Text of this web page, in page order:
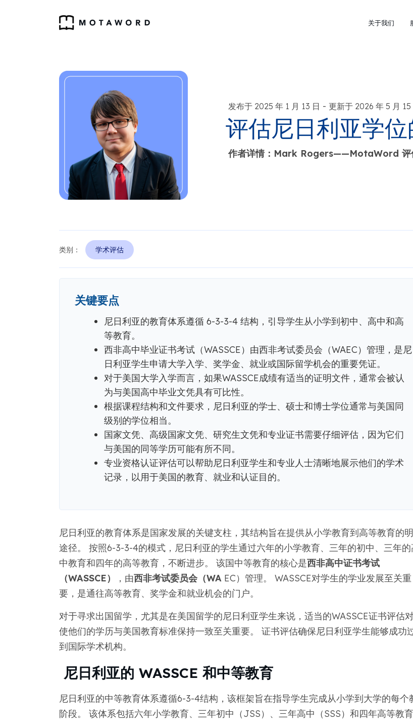
关于我们
发布于 2025 年 1 月 13 日 - 更新于 2026 年 5 月 15
评估尼日利亚学
作者详情：Mark Rogers——MotaWord 评
类别： 学术评估
关键要点
尼日利亚的教育体系遵循 6-3-3-4 结构，引导学生从小学到初中、高中和高
等教育。
西非高中毕业证书考试（WASSCE）由西非考试委员会（WAEC）管理，是尼
日利亚学生申请大学入学、奖学金、就业或国际留学机会的重要凭证。
对于美国大学入学而言，如果WASSCE成绩有适当的证明文件，通常会被认
为与美国高中毕业文凭具有可比性。
根据课程结构和文件要求，尼日利亚的学士、硕士和博士学位通常与美国同
级别的学位相当。
国家文凭、高级国家文凭、研究生文凭和专业证书需要仔细评估，因为它们
与美国的同等学历可能有所不同。
专业资格认证评估可以帮助尼日利亚学生和专业人士清晰地展示他们的学术
记录，以用于美国的教育、就业和认证目的。
尼日利亚的教育体系是国家发展的关键支柱，其结构旨在提供从小学教育到高等教育的
途径。 按照6-3-3-4的模式，尼日利亚的学生通过六年的小学教育、三年的初中、三年的
中教育和四年的高等教育，不断进步。 该国中等教育的核心是西非高中证书考试
（WASSCE）
，由西非考试委员会（WAEC）管理。 WASSCE对学生的学业发展至关重
要，是通往高等教育、奖学金和就业机会的门户。
对于寻求出国留学，尤其是在美国留学的尼日利亚学生来说，适当的WASSCE证书评估
使他们的学历与美国教育标准保持一致至关重要。 证书评估确保尼日利亚学生能够成功
到国际学术机构。
尼日利亚的 WASSCE 和中等教育
尼日利亚的中等教育体系遵循6-3-4结构，该框架旨在指导学生完成从小学到大学的每个
阶段。 该体系包括六年小学教育、三年初中（JSS）、三年高中（SSS）和四年高等教育